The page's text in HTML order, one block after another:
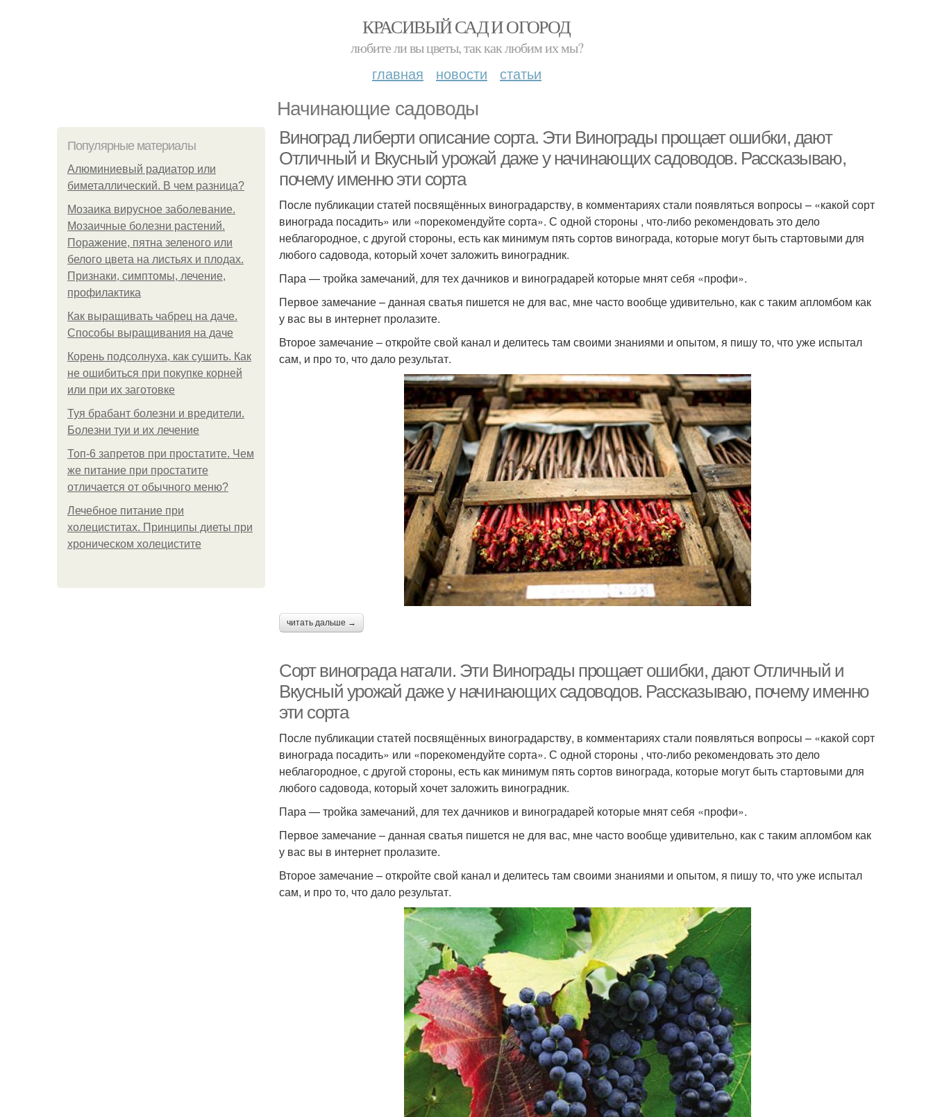
КРАСИВЫЙ САД И ОГОРОД
любите ли вы цветы, так как любим их мы?
главная новости статьи
Начинающие садоводы
Популярные материалы
Алюминиевый радиатор или
биметаллический. В чем разница?
Мозаика вирусное заболевание.
Мозаичные болезни растений.
Поражение, пятна зеленого или
белого цвета на листьях и плодах.
Признаки, симптомы, лечение,
профилактика
Как выращивать чабрец на даче.
Способы выращивания на даче
Корень подсолнуха, как сушить. Как
не ошибиться при покупке корней
или при их заготовке
Туя брабант болезни и вредители.
Болезни туи и их лечение
Топ-6 запретов при простатите. Чем
же питание при простатите
отличается от обычного меню?
Лечебное питание при
холециститах. Принципы диеты при
хроническом холецистите
Виноград либерти описание сорта. Эти Винограды прощает ошибки, дают
Отличный и Вкусный урожай даже у начинающих садоводов. Рассказываю,
почему именно эти сорта
После публикации статей посвящённых виноградарству, в комментариях стали появляться вопросы – «какой сорт
винограда посадить» или «порекомендуйте сорта». С одной стороны , что-либо рекомендовать это дело
неблагородное, с другой стороны, есть как минимум пять сортов винограда, которые могут быть стартовыми для
любого садовода, который хочет заложить виноградник.
Пара — тройка замечаний, для тех дачников и виноградарей которые мнят себя «профи».
Первое замечание – данная сватья пишется не для вас, мне часто вообще удивительно, как с таким апломбом как
у вас вы в интернет пролазите.
Второе замечание – откройте свой канал и делитесь там своими знаниями и опытом, я пишу то, что уже испытал
сам, и про то, что дало результат.
читать дальше →
Сорт винограда натали. Эти Винограды прощает ошибки, дают Отличный и
Вкусный урожай даже у начинающих садоводов. Рассказываю, почему именно
эти сорта
После публикации статей посвящённых виноградарству, в комментариях стали появляться вопросы – «какой сорт
винограда посадить» или «порекомендуйте сорта». С одной стороны , что-либо рекомендовать это дело
неблагородное, с другой стороны, есть как минимум пять сортов винограда, которые могут быть стартовыми для
любого садовода, который хочет заложить виноградник.
Пара — тройка замечаний, для тех дачников и виноградарей которые мнят себя «профи».
Первое замечание – данная сватья пишется не для вас, мне часто вообще удивительно, как с таким апломбом как
у вас вы в интернет пролазите.
Второе замечание – откройте свой канал и делитесь там своими знаниями и опытом, я пишу то, что уже испытал
сам, и про то, что дало результат.